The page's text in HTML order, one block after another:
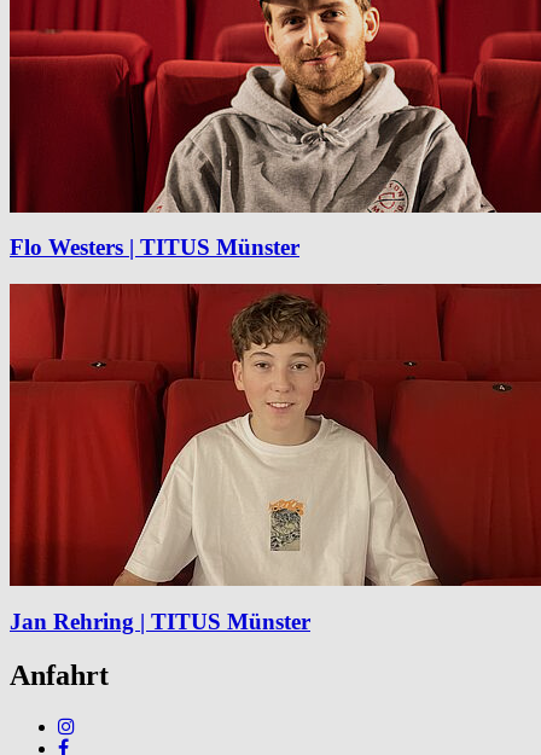
Flo Westers | TITUS Münster
Jan Rehring | TITUS Münster
Anfahrt